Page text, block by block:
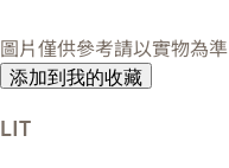
圖片僅供參考請以實物為準
添加到我的收藏
LIT